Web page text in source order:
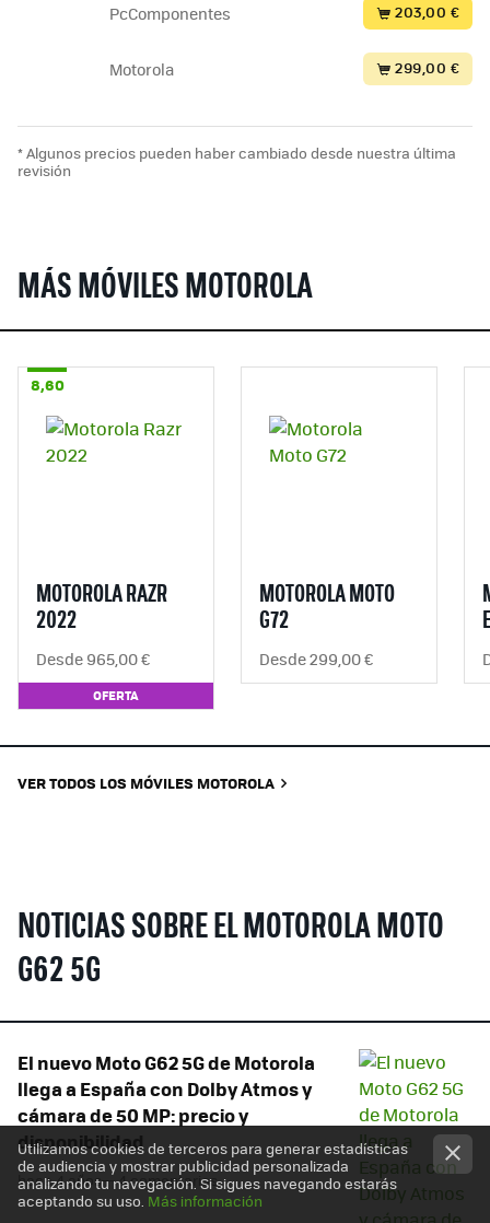
PcComponentes 203,00 €
Motorola 299,00 €
* Algunos precios pueden haber cambiado desde nuestra última
revisión
MÁS MÓVILES MOTOROLA
8,60
MOTOROLA RAZR
2022
Desde 965,00 €
OFERTA
MOTOROLA MOTO
G72
Desde 299,00 €
VER TODOS LOS MÓVILES MOTOROLA
NOTICIAS SOBRE EL MOTOROLA MOTO
G62 5G
El nuevo Moto G62 5G de Motorola
llega a España con Dolby Atmos y
cámara de 50 MP: precio y
disponibilidad
hace 4 años— 4 comentarios
Utilizamos cookies de terceros para generar estadísticas
de audiencia y mostrar publicidad personalizada
analizando tu navegación. Si sigues navegando estarás
aceptando su uso. Más información